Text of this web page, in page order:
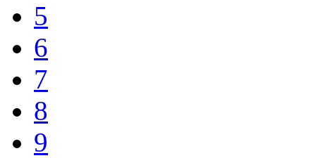
5
6
7
8
9